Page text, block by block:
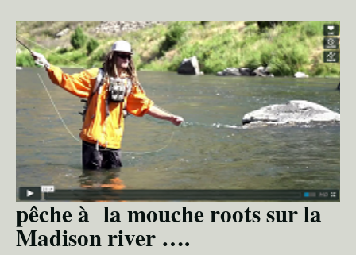
pêche à la mouche roots sur la
Madison river ….